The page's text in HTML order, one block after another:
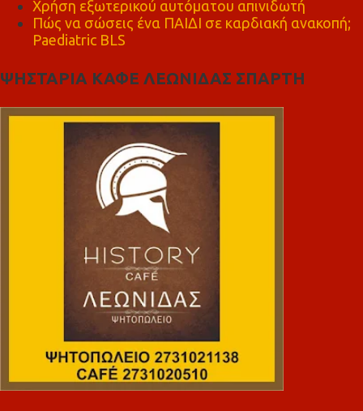
Χρήση εξωτερικού αυτόματου απινιδωτή
Πώς να σώσεις ένα ΠΑΙΔΙ σε καρδιακή ανακοπή;
Paediatric BLS
ΨΗΣΤΑΡΙΑ ΚΑΦΕ ΛΕΩΝΙΔΑΣ ΣΠΑΡΤΗ